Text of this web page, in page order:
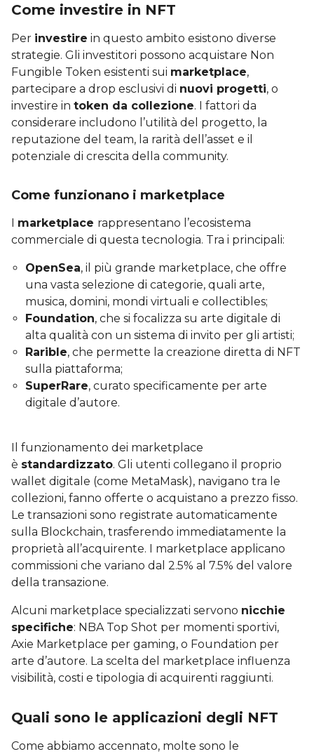
Come investire in NFT
Per investire in questo ambito esistono diverse
strategie. Gli investitori possono acquistare Non
Fungible Token esistenti sui marketplace,
partecipare a drop esclusivi di nuovi progetti, o
investire in token da collezione. I fattori da
considerare includono l’utilità del progetto, la
reputazione del team, la rarità dell’asset e il
potenziale di crescita della community.
Come funzionano i marketplace
I marketplace rappresentano l’ecosistema
commerciale di questa tecnologia. Tra i principali:
OpenSea, il più grande marketplace, che offre
una vasta selezione di categorie, quali arte,
musica, domini, mondi virtuali e collectibles;
Foundation, che si focalizza su arte digitale di
alta qualità con un sistema di invito per gli artisti;
Rarible, che permette la creazione diretta di NFT
sulla piattaforma;
SuperRare, curato specificamente per arte
digitale d’autore.
Il funzionamento dei marketplace
è standardizzato. Gli utenti collegano il proprio
wallet digitale (come MetaMask), navigano tra le
collezioni, fanno offerte o acquistano a prezzo fisso.
Le transazioni sono registrate automaticamente
sulla Blockchain, trasferendo immediatamente la
proprietà all’acquirente. I marketplace applicano
commissioni che variano dal 2.5% al 7.5% del valore
della transazione.
Alcuni marketplace specializzati servono nicchie
specifiche: NBA Top Shot per momenti sportivi,
Axie Marketplace per gaming, o Foundation per
arte d’autore. La scelta del marketplace influenza
visibilità, costi e tipologia di acquirenti raggiunti.
Quali sono le applicazioni degli NFT
Come abbiamo accennato, molte sono le